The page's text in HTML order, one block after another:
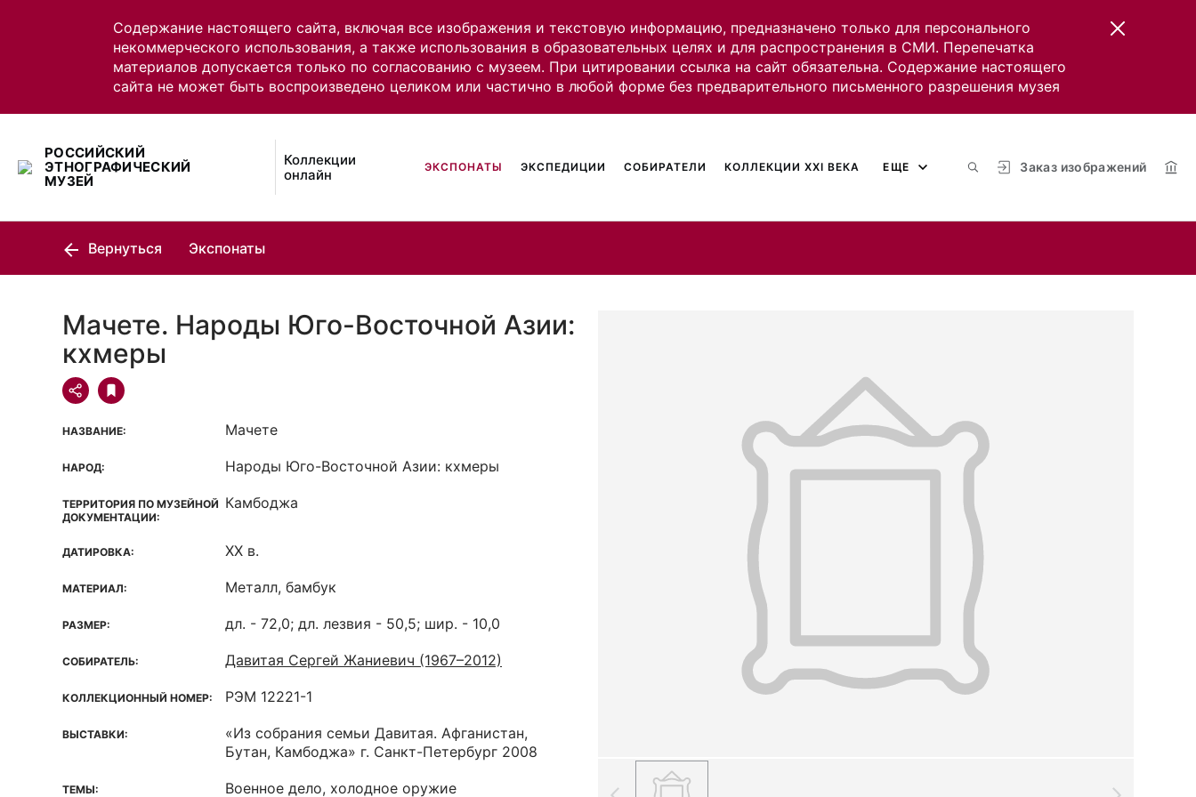
Содержание настоящего сайта, включая все изображения и текстовую информацию, предназначено только для персонального
некоммерческого использования, а также использования в образовательных целях и для распространения в СМИ. Перепечатка
материалов допускается только по согласованию с музеем. При цитировании ссылка на сайт обязательна. Содержание настоящего
сайта не может быть воспроизведено целиком или частично в любой форме без предварительного письменного разрешения музея
РОССИЙСКИЙ
ЭТНОГРАФИЧЕСКИЙ
МУЗЕЙ
Коллекции
онлайн
Заказ изображений
ЭКСПОНАТЫ ЭКСПЕДИЦИИ СОБИРАТЕЛИ КОЛЛЕКЦИИ XXI ВЕКА ЕЩЕ
Вернуться Экспонаты
Мачете. Народы Юго-Восточной Азии:
кхмеры
НАЗВАНИЕ: Мачете
НАРОД: Народы Юго-Восточной Азии: кхмеры
ТЕРРИТОРИЯ ПО МУЗЕЙНОЙ
ДОКУМЕНТАЦИИ:
Камбоджа
ДАТИРОВКА: XX в.
МАТЕРИАЛ: Металл, бамбук
РАЗМЕР: дл. - 72,0; дл. лезвия - 50,5; шир. - 10,0
СОБИРАТЕЛЬ: Давитая Сергей Жаниевич (1967–2012)
КОЛЛЕКЦИОННЫЙ НОМЕР: РЭМ 12221-1
ВЫСТАВКИ:
«Из собрания семьи Давитая. Афганистан,
Бутан, Камбоджа» г. Санкт-Петербург 2008
ТЕМЫ: Военное дело, холодное оружие